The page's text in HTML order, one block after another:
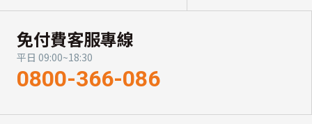
免付費客服專線
平日 09:00~18:30
0800-366-086